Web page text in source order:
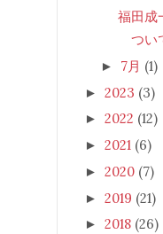
福田成
つい
► 7月 (1)
► 2023 (3)
► 2022 (12)
► 2021 (6)
► 2020 (7)
► 2019 (21)
► 2018 (26)